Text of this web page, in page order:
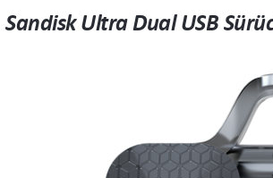
Sandisk Ultra Dual USB